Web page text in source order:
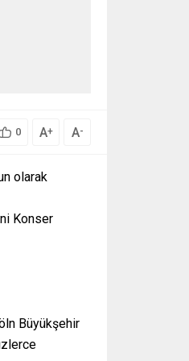
0 A+ A-
olarak
Konser
Büyükşehir